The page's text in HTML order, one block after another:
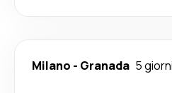
Milano - Granada 5 giorni